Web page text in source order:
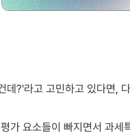
데?'라고 고민하고 있다면,
가 요소들이 빠지면서 과세